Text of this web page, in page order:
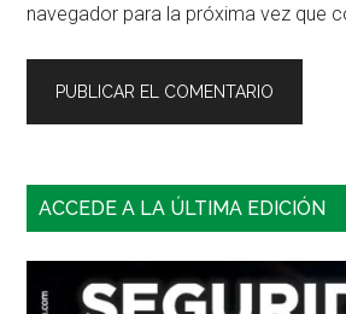
navegador para la próxima vez que
Barra
principal
ACCEDE A LA ÚLTIMA EDICIÓN